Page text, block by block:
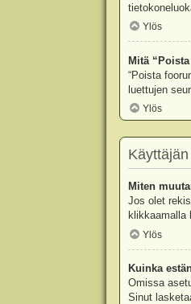
Ylös
Mitä
“Poista
luettujen
Ylös
Miten
Jos olet
klikkaamalla
Ylös
Kuinka
Omissa
Sinut